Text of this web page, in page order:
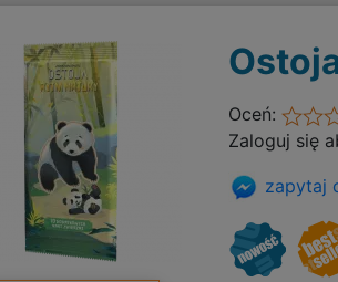
Oceń:
Zaloguj się
zapytaj